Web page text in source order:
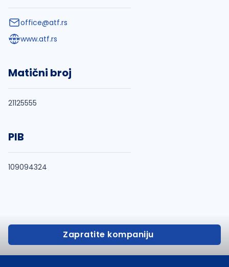
office@atf.rs
www.atf.rs
Matični broj
21125555
PIB
109094324
Zapratite kompaniju